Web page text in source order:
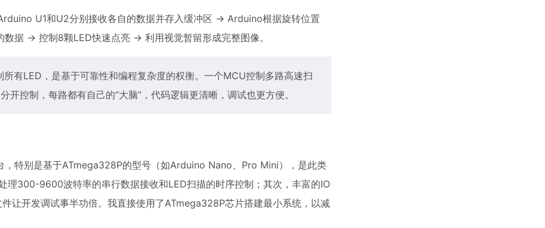
U1和U2分别接收各自的数据并存入缓冲区 -> Arduino根据旋转位置
据 -> 控制8颗LED快速点亮 -> 利用视觉暂留形成完整图像。
有LED，是基于可靠性和编程复杂度的权衡。一个MCU控制多路高速扫
控制，每路都有自己的“大脑”，代码逻辑更清晰，调试也更方便。
，特别是基于ATmega328P的型号（如Arduino Nano、Pro Mini），是此类
理300-9600波特率的串行数据接收和LED扫描的时序控制；其次，丰富的IO
让开发调试事半功倍。我直接使用了ATmega328P芯片搭建最小系统，以减